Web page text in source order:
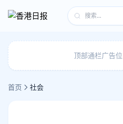
顶部通栏广告
首页 社会